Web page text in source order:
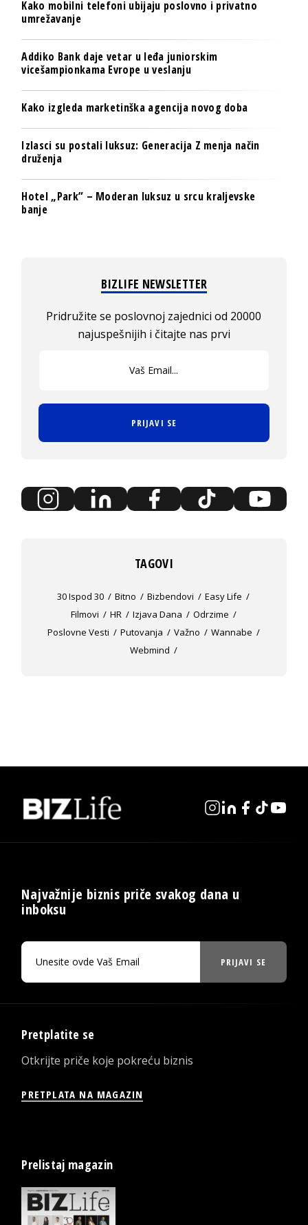
Kako mobilni telefoni ubijaju poslovno i privatno
umrežavanje
Addiko Bank daje vetar u leđa juniorskim
vicešampionkama Evrope u veslanju
Kako izgleda marketinška agencija novog doba
Izlasci su postali luksuz: Generacija Z menja način
druženja
Hotel „Park” – Moderan luksuz u srcu kraljevske
banje
BIZLIFE NEWSLETTER
Pridružite se poslovnoj zajednici od 20000
najuspešnijih i čitajte nas prvi
PRIJAVI SE
TAGOVI
30 Ispod 30 Bitno Bizbendovi
Easy Life
Filmovi
HR Izjava Dana
Odrzime
Poslovne Vesti
Putovanja Važno
Wannabe
Webmind
Najvažnije biznis priče svakog dana u
inboksu
PRIJAVI SE
Pretplatite se
Otkrijte priče koje pokreću biznis
PRETPLATA NA MAGAZIN
Prelistaj magazin